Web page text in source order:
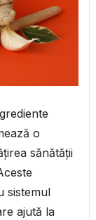
o
sănătății
sistemul
ajută la